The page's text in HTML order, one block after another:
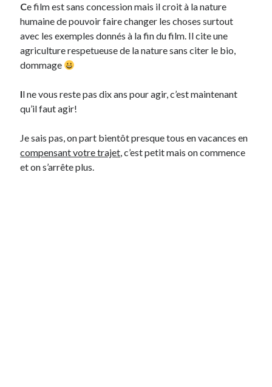
Lectures
Lyon
Lyon à Livre Ouvert
Mini-monsieur
Non classé
Patchwork
Photos
Proust
Sons
Sorties cuculturelles
Ce film est sans concession mais il croit à la nature
humaine de pouvoir faire changer les choses surtout
avec les exemples donnés à la fin du film. Il cite une
agriculture respetueuse de la nature sans citer le bio,
dommage
Il ne vous reste pas dix ans pour agir, c’est maintenant
qu’il faut agir!
Je sais pas, on part bientôt presque tous en vacances en
compensant votre trajet, c’est petit mais on commence
et on s’arrête plus.